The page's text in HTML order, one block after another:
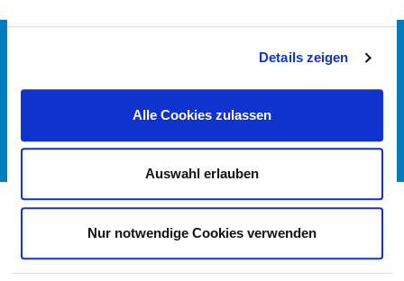
Details zeigen
Alle Cookies zulassen
Auswahl erlauben
Nur notwendige Cookies verwenden
© DEUTSCHES KRANKENHAUS VERZEICHNIS 2026
DATENSCHUTZ